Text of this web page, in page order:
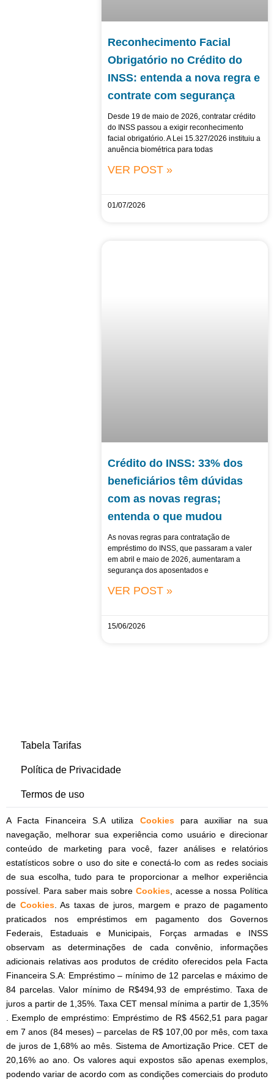
Reconhecimento Facial
Obrigatório no Crédito do
INSS: entenda a nova regra e
contrate com segurança
Desde 19 de maio de 2026, contratar crédito
do INSS passou a exigir reconhecimento
facial obrigatório. A Lei 15.327/2026 instituiu a
anuência biométrica para todas
VER POST »
01/07/2026
Crédito do INSS: 33% dos
beneficiários têm dúvidas
com as novas regras;
entenda o que mudou
As novas regras para contratação de
empréstimo do INSS, que passaram a valer
em abril e maio de 2026, aumentaram a
segurança dos aposentados e
VER POST »
15/06/2026
Tabela Tarifas
Política de Privacidade
Termos de uso
A Facta Financeira S.A utiliza Cookies
para auxiliar na sua
navegação, melhorar sua experiência como usuário e direcionar
conteúdo de marketing para você, fazer análises e relatórios
estatísticos sobre o uso do site e conectá-lo com as redes sociais
de sua escolha, tudo para te proporcionar a melhor experiência
possível. Para saber mais sobre Cookies, acesse a nossa Política
de Cookies. As taxas de juros, margem e prazo de pagamento
praticados nos empréstimos em pagamento dos Governos
Federais, Estaduais e Municipais, Forças armadas e INSS
observam as determinações de cada convênio, informações
adicionais relativas aos produtos de crédito oferecidos pela Facta
Financeira S.A: Empréstimo – mínimo de 12 parcelas e máximo de
84 parcelas. Valor mínimo de R$494,93 de empréstimo. Taxa de
juros a partir de 1,35%. Taxa CET mensal mínima a partir de 1,35%
. Exemplo de empréstimo: Empréstimo de R$ 4562,51 para pagar
em 7 anos (84 meses) – parcelas de R$ 107,00 por mês, com taxa
de juros de 1,68% ao mês. Sistema de Amortização Price. CET de
20,16% ao ano. Os valores aqui expostos são apenas exemplos,
podendo variar de acordo com as condições comerciais do produto